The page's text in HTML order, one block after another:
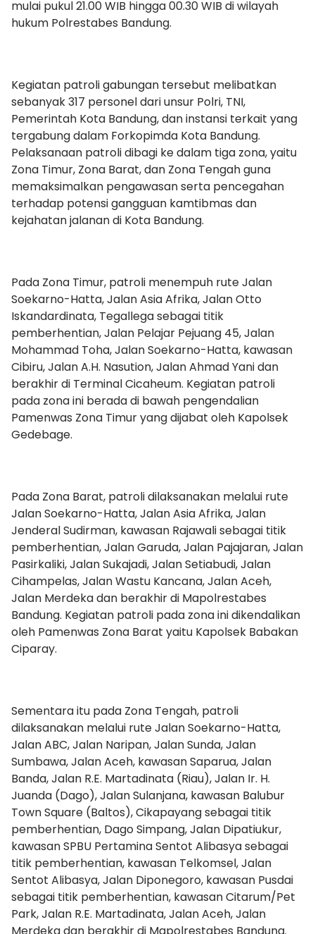
mulai pukul 21.00 WIB hingga 00.30 WIB di wilayah
hukum Polrestabes Bandung.
Kegiatan patroli gabungan tersebut melibatkan
sebanyak 317 personel dari unsur Polri, TNI,
Pemerintah Kota Bandung, dan instansi terkait yang
tergabung dalam Forkopimda Kota Bandung.
Pelaksanaan patroli dibagi ke dalam tiga zona, yaitu
Zona Timur, Zona Barat, dan Zona Tengah guna
memaksimalkan pengawasan serta pencegahan
terhadap potensi gangguan kamtibmas dan
kejahatan jalanan di Kota Bandung.
Pada Zona Timur, patroli menempuh rute Jalan
Soekarno-Hatta, Jalan Asia Afrika, Jalan Otto
Iskandardinata, Tegallega sebagai titik
pemberhentian, Jalan Pelajar Pejuang 45, Jalan
Mohammad Toha, Jalan Soekarno-Hatta, kawasan
Cibiru, Jalan A.H. Nasution, Jalan Ahmad Yani dan
berakhir di Terminal Cicaheum. Kegiatan patroli
pada zona ini berada di bawah pengendalian
Pamenwas Zona Timur yang dijabat oleh Kapolsek
Gedebage.
Pada Zona Barat, patroli dilaksanakan melalui rute
Jalan Soekarno-Hatta, Jalan Asia Afrika, Jalan
Jenderal Sudirman, kawasan Rajawali sebagai titik
pemberhentian, Jalan Garuda, Jalan Pajajaran, Jalan
Pasirkaliki, Jalan Sukajadi, Jalan Setiabudi, Jalan
Cihampelas, Jalan Wastu Kancana, Jalan Aceh,
Jalan Merdeka dan berakhir di Mapolrestabes
Bandung. Kegiatan patroli pada zona ini dikendalikan
oleh Pamenwas Zona Barat yaitu Kapolsek Babakan
Ciparay.
Sementara itu pada Zona Tengah, patroli
dilaksanakan melalui rute Jalan Soekarno-Hatta,
Jalan ABC, Jalan Naripan, Jalan Sunda, Jalan
Sumbawa, Jalan Aceh, kawasan Saparua, Jalan
Banda, Jalan R.E. Martadinata (Riau), Jalan Ir. H.
Juanda (Dago), Jalan Sulanjana, kawasan Balubur
Town Square (Baltos), Cikapayang sebagai titik
pemberhentian, Dago Simpang, Jalan Dipatiukur,
kawasan SPBU Pertamina Sentot Alibasya sebagai
titik pemberhentian, kawasan Telkomsel, Jalan
Sentot Alibasya, Jalan Diponegoro, kawasan Pusdai
sebagai titik pemberhentian, kawasan Citarum/Pet
Park, Jalan R.E. Martadinata, Jalan Aceh, Jalan
Merdeka dan berakhir di Mapolrestabes Bandung.